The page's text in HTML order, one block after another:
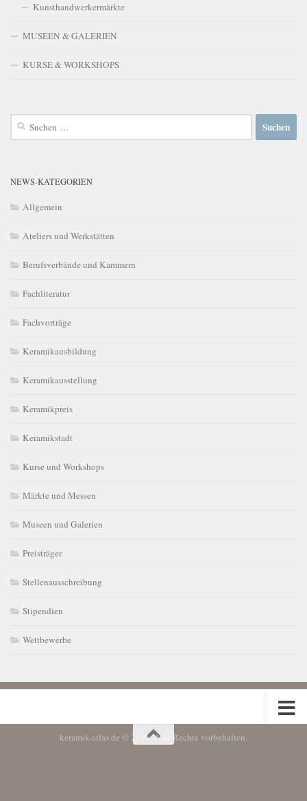
Kunsthandwerkermärkte
MUSEEN & GALERIEN
KURSE & WORKSHOPS
Suchen
NEWS-KATEGORIEN
Allgemein
Ateliers und Werkstätten
Berufsverbände und Kammern
Fachliteratur
Fachvorträge
Keramikausbildung
Keramikausstellung
Keramikpreis
Keramikstadt
Kurse und Workshops
Märkte und Messen
Museen und Galerien
Preisträger
Stellenausschreibung
Stipendien
Wettbewerbe
keramik-atlas.de © 2026. Alle Rechte vorbehalten.